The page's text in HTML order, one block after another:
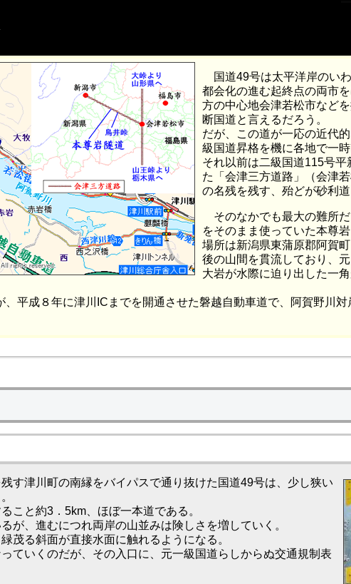
国道49号は太平洋岸のい
都会化の進む起終点の両市
方の中心地会津若松市など
断国道と言えるだろう。
だが、この道が一応の近代
級国道昇格を機に各地で一
それ以前は二級国道115号
た「会津三方道路」（会津
の名残を残す、殆どが砂利
そのなかでも最大の難所
をそのまま使っていた本尊
場所は新潟県東蒲原郡阿賀
後の山間を貫流しており、
大岩が水際に迫り出した一
平成８年に津川ICまでを開通させた磐越自動車道で、阿賀野川
す津川町の南縁をバイパスで通り抜けた国道49号は、少し狭い
こと約3．5km、ほぼ一本道である。
が、進むにつれ両岸の山並みは険しさを増していく。
茂る斜面が直接水面に触れるようになる。
ていくのだが、その入口に、元一級国道らしからぬ交通規制表